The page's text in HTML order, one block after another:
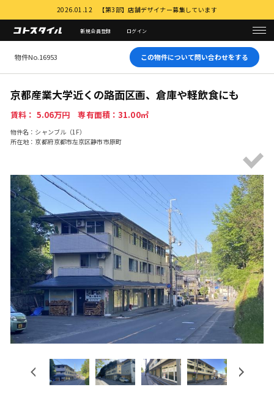
2026.01.12 【第3部】店舗デザイナー募集しています
新規会員登録 ログイン
物件No.16953 この物件について問い合わせをする
京都産業大学近くの路面区画、倉庫や軽飲食にも
賃料： 5.06万円 専有面積：31.00㎡
物件名：シャンブル（1F）
所在地：京都府京都市左京区静市市原町
Previous